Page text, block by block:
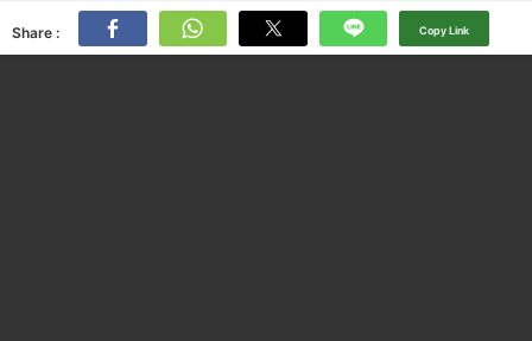
Share : Copy Link